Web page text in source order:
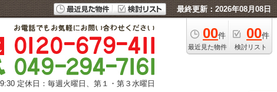
最終更新：2026年08月08日
00件
最近見た物件
00件
検討リスト
定休日：毎週火曜日、第１・第３水曜日